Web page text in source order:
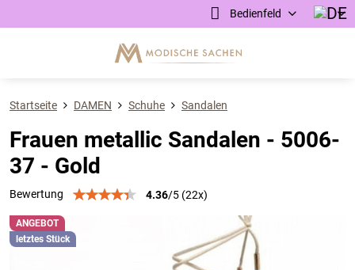
Bedienfeld
ANGEBOT
letztes Stück
Startseite DAMEN Schuhe Sandalen
Frauen metallic Sandalen - 5006-
37 - Gold
Bewertung 4.36/5 (22x)